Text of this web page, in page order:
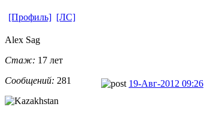
[Профиль] [ЛС]
Alex Sag
Стаж: 17 лет
Сообщений: 281 19-Авг-2012 09:26